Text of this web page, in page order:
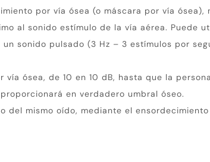
por vía ósea (o máscara por vía
al sonido estímulo de la vía aérea. Puede
sonido pulsado (3 Hz – 3 estímulos por
vía ósea, de 10 en 10 dB, hasta que la
en verdadero umbral óseo.
del mismo oído, mediante el